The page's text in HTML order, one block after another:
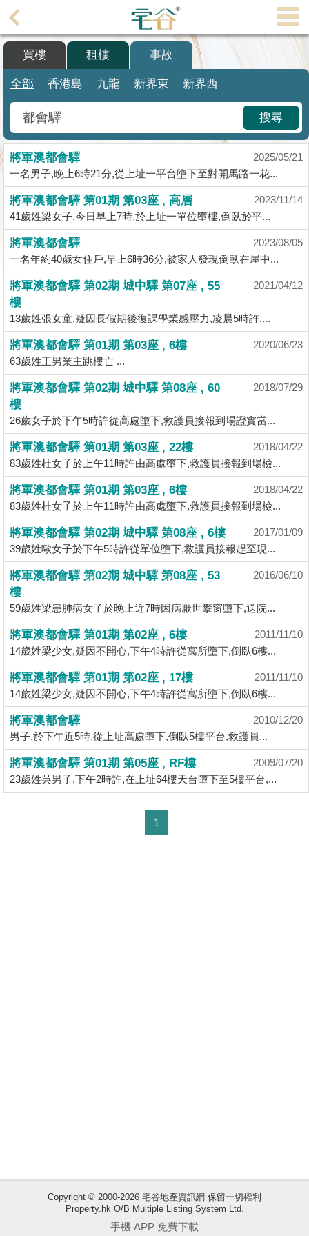
理
主
搵
樓/
成
交
業
主
放
盤
宅
谷
按
揭
地
產
博
客
地
產
新
聞
數
據
公
佈
置
業
手
冊
關
於
我
們
買樓 租樓 事故
全部 香港島 九龍 新界東 新界西
搜尋
將軍澳都會驛
2025/05/21
一名男子,晚上6時21分,從上址一平台墮下至對開馬路一花...
將軍澳都會驛 第01期 第03座 , 高層
2023/11/14
41歲姓梁女子,今日早上7時,於上址一單位墮樓,倒臥於平...
將軍澳都會驛
2023/08/05
一名年約40歲女住戶,早上6時36分,被家人發現倒臥在屋中...
將軍澳都會驛 第02期 城中驛 第07座 , 55
樓
2021/04/12
13歲姓張女童,疑因長假期後復課學業感壓力,凌晨5時許,...
將軍澳都會驛 第01期 第03座 , 6樓
2020/06/23
63歲姓王男業主跳樓亡 ...
將軍澳都會驛 第02期 城中驛 第08座 , 60
樓
2018/07/29
26歲女子於下午5時許從高處墮下,救護員接報到場證實當...
將軍澳都會驛 第01期 第03座 , 22樓
2018/04/22
83歲姓杜女子於上午11時許由高處墮下,救護員接報到場檢...
將軍澳都會驛 第01期 第03座 , 6樓
2018/04/22
83歲姓杜女子於上午11時許由高處墮下,救護員接報到場檢...
將軍澳都會驛 第02期 城中驛 第08座 , 6樓
2017/01/09
39歲姓歐女子於下午5時許從單位墮下,救護員接報趕至現...
將軍澳都會驛 第02期 城中驛 第08座 , 53
樓
2016/06/10
59歲姓梁患肺病女子於晚上近7時因病厭世攀窗墮下,送院...
將軍澳都會驛 第01期 第02座 , 6樓
2011/11/10
14歲姓梁少女,疑因不開心,下午4時許從寓所墮下,倒臥6樓...
將軍澳都會驛 第01期 第02座 , 17樓
2011/11/10
14歲姓梁少女,疑因不開心,下午4時許從寓所墮下,倒臥6樓...
將軍澳都會驛
2010/12/20
男子,於下午近5時,從上址高處墮下,倒臥5樓平台,救護員...
將軍澳都會驛 第01期 第05座 , RF樓
2009/07/20
23歲姓吳男子,下午2時許,在上址64樓天台墮下至5樓平台,...
1
Copyright © 2000-2026 宅谷地產資訊網 保留一切權利
Property.hk O/B Multiple Listing System Ltd.
手機 APP 免費下載